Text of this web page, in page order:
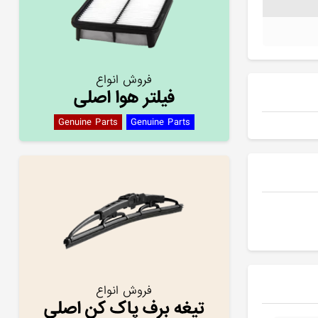
فروش انواع
فیلتر هوا اصلی
Genuine Parts Genuine Parts
فروش انواع
تیغه برف پاک کن اصلی